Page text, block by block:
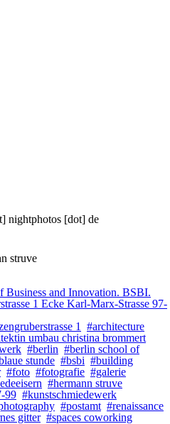
nightphotos [dot] de
struve
and Innovation. BSBI.
1 Ecke Karl-Marx-Strasse 97-
1
#architecture
umbau christina brommert
#berlin #berlin school of
stunde #bsbi #building
#foto #fotografie #galerie
#hermann struve
99 #kunstschmiedewerk
#postamt #renaissance
gitter #spaces coworking